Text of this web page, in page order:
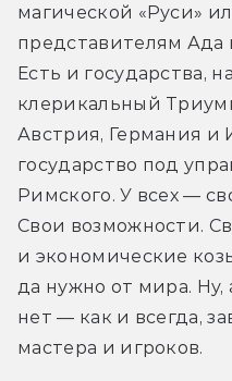
магической «Руси»
представителям Ада
Есть и государства,
клерикальный
Австрия, Германия и
государство под
Римского. У всех —
Свои возможности.
и экономические
да нужно от мира.
нет — как и всегда,
мастера и игроков.